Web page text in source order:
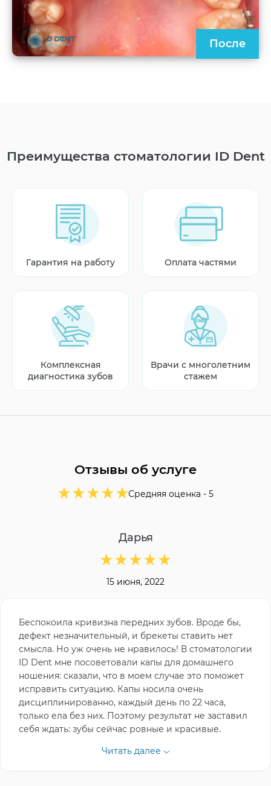
После
Преимущества стоматологии ID Dent
Гарантия на работу Оплата частями
Комплексная
диагностика зубов
Врачи с многолетним
стажем
Отзывы об услуге
Средняя оценка - 5
Дарья
15 июня, 2022
Беспокоила кривизна передних зубов. Вроде бы,
дефект незначительный, и брекеты ставить нет
смысла. Но уж очень не нравилось! В стоматологии
ID Dent мне посоветовали капы для домашнего
ношения: сказали, что в моем случае это поможет
исправить ситуацию. Капы носила очень
дисциплинированно, каждый день по 22 часа,
только ела без них. Поэтому результат не заставил
себя ждать: зубы сейчас ровные и красивые.
Читать далее